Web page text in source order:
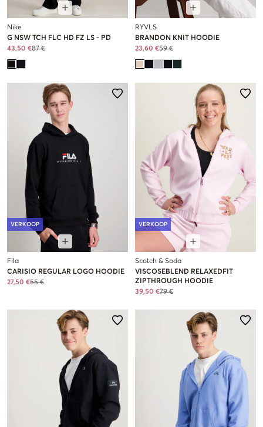
Nike
G NSW TCH FLC HD FZ LS - PD
43,50 €87 €
RYVLS
BRANDON KNIT HOODIE
23,60 €59 €
VERKOOP
Fila
CARISIO REGULAR LOGO HOODIE
27,50 €55 €
VERKOOP
Scotch & Soda
VISCOSEBLEND RELAXEDFIT
ZIPTHROUGH HOODIE
39,50 €79 €